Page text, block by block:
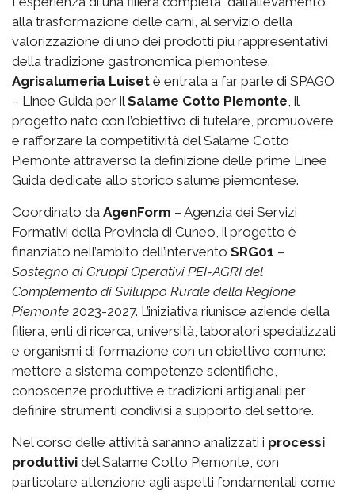
alla trasformazione delle carni, al servizio della
valorizzazione di uno dei prodotti più rappresentativi
della tradizione gastronomica piemontese.
Agrisalumeria Luiset è entrata a far parte di SPAGO
– Linee Guida per ilSalame Cotto Piemonte, il
progetto nato con l’obiettivo di tutelare, promuovere
e rafforzare la competitività del Salame Cotto
Piemonte attraverso la definizione delle prime Linee
Guida dedicate allo storico salume piemontese.
Coordinato da AgenForm – Agenzia dei Servizi
Formativi della Provincia di Cuneo, il progetto è
finanziato nell’ambito dell’intervento SRG01 –
Sostegno ai Gruppi Operativi PEI-AGRI del
Complemento di Sviluppo Rurale della Regione
Piemonte 2023-2027. L’iniziativa riunisce aziende della
filiera, enti di ricerca, università, laboratori specializzati
e organismi di formazione con un obiettivo comune:
mettere a sistema competenze scientifiche,
conoscenze produttive e tradizioni artigianali per
definire strumenti condivisi a supporto del settore.
Nel corso delle attività saranno analizzati i processi
produttivi del Salame Cotto Piemonte, con
particolare attenzione agli aspetti fondamentali come